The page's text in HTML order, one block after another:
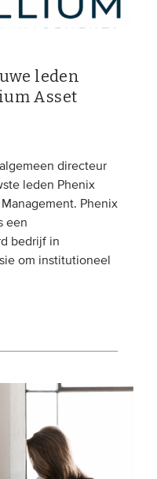
leden
Asset
directeur
leden Phenix
Phenix
een
bedrijf in
om institutioneel